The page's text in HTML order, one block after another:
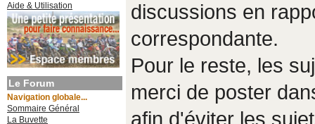
Aide & Utilisation
Le Forum
Navigation globale...
Sommaire Général
La Buvette
discussions en
correspondante.
Pour le reste, les
merci de poster
afin d'éviter les